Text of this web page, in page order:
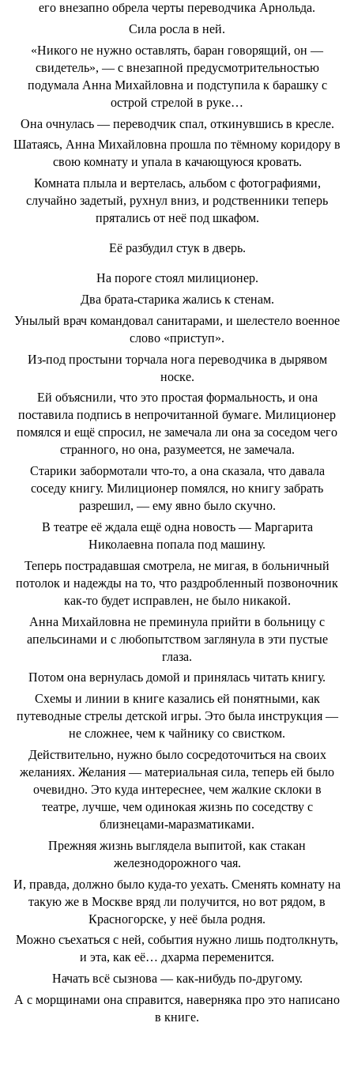
его внезапно обрела черты переводчика Арнольда.
Сила росла в ней.
«Никого не нужно оставлять, баран говорящий, он —
свидетель», — с внезапной предусмотрительностью
подумала Анна Михайловна и подступила к барашку с
острой стрелой в руке…
Она очнулась — переводчик спал, откинувшись в кресле.
Шатаясь, Анна Михайловна прошла по тёмному коридору в
свою комнату и упала в качающуюся кровать.
Комната плыла и вертелась, альбом с фотографиями,
случайно задетый, рухнул вниз, и родственники теперь
прятались от неё под шкафом.
Её разбудил стук в дверь.
На пороге стоял милиционер.
Два брата-старика жались к стенам.
Унылый врач командовал санитарами, и шелестело военное
слово «приступ».
Из-под простыни торчала нога переводчика в дырявом
носке.
Ей объяснили, что это простая формальность, и она
поставила подпись в непрочитанной бумаге. Милиционер
помялся и ещё спросил, не замечала ли она за соседом чего
странного, но она, разумеется, не замечала.
Старики забормотали что-то, а она сказала, что давала
соседу книгу. Милиционер помялся, но книгу забрать
разрешил, — ему явно было скучно.
В театре её ждала ещё одна новость — Маргарита
Николаевна попала под машину.
Теперь пострадавшая смотрела, не мигая, в больничный
потолок и надежды на то, что раздробленный позвоночник
как-то будет исправлен, не было никакой.
Анна Михайловна не преминула прийти в больницу с
апельсинами и с любопытством заглянула в эти пустые
глаза.
Потом она вернулась домой и принялась читать книгу.
Схемы и линии в книге казались ей понятными, как
путеводные стрелы детской игры. Это была инструкция —
не сложнее, чем к чайнику со свистком.
Действительно, нужно было сосредоточиться на своих
желаниях. Желания — материальная сила, теперь ей было
очевидно. Это куда интереснее, чем жалкие склоки в
театре, лучше, чем одинокая жизнь по соседству с
близнецами-маразматиками.
Прежняя жизнь выглядела выпитой, как стакан
железнодорожного чая.
И, правда, должно было куда-то уехать. Сменять комнату на
такую же в Москве вряд ли получится, но вот рядом, в
Красногорске, у неё была родня.
Можно съехаться с ней, события нужно лишь подтолкнуть,
и эта, как её… дхарма переменится.
Начать всё сызнова — как-нибудь по-другому.
А с морщинами она справится, наверняка про это написано
в книге.